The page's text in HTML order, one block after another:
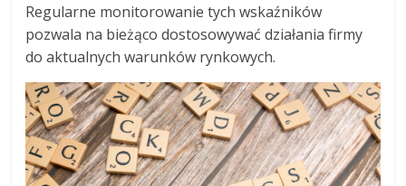
Regularne monitorowanie tych wskaźników
pozwala na bieżąco dostosowywać działania firmy
do aktualnych warunków rynkowych.